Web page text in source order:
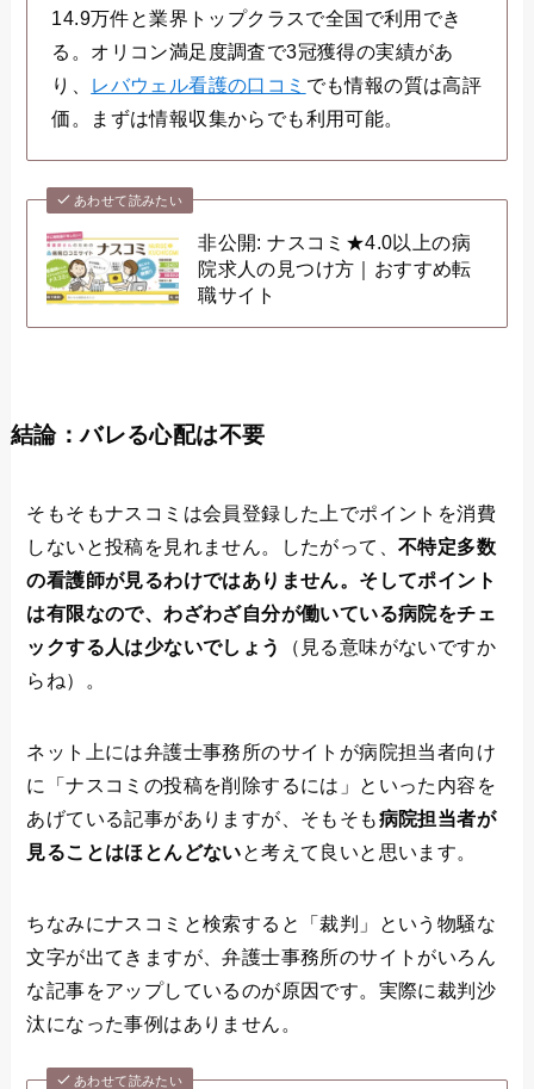
14.9万件と業界トップクラスで全国で利用でき
る。オリコン満足度調査で3冠獲得の実績があ
り、
レバウェル看護の口コミ でも情報の質は高評
価。まずは情報収集からでも利用可能。
あわせて読みたい
非公開: ナスコミ★4.0以上の病
院求人の見つけ方｜おすすめ転
職サイト
結論：バレる心配は不要
そもそもナスコミは会員登録した上でポイントを消費
しないと投稿を見れません。したがって、不特定多数
の看護師が見るわけではありません。そしてポイント
は有限なので、わざわざ自分が働いている病院をチェ
ックする人は少ないでしょう
（見る意味がないですか
らね）。
ネット上には弁護士事務所のサイトが病院担当者向け
に「ナスコミの投稿を削除するには」といった内容を
あげている記事がありますが、そもそも病院担当者が
見ることはほとんどないと考えて良いと思います。
ちなみにナスコミと検索すると「裁判」という物騒な
文字が出てきますが、弁護士事務所のサイトがいろん
な記事をアップしているのが原因です。実際に裁判沙
汰になった事例はありません。
あわせて読みたい